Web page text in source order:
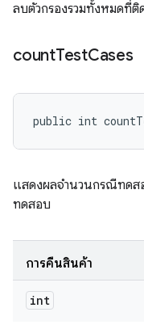
ลบตัวกรองรวมทั้งหมดที่
countTestCases
public int
แสดงผลจำนวนกรณีทดส
ทดสอบ
การคืนสินค้า
int